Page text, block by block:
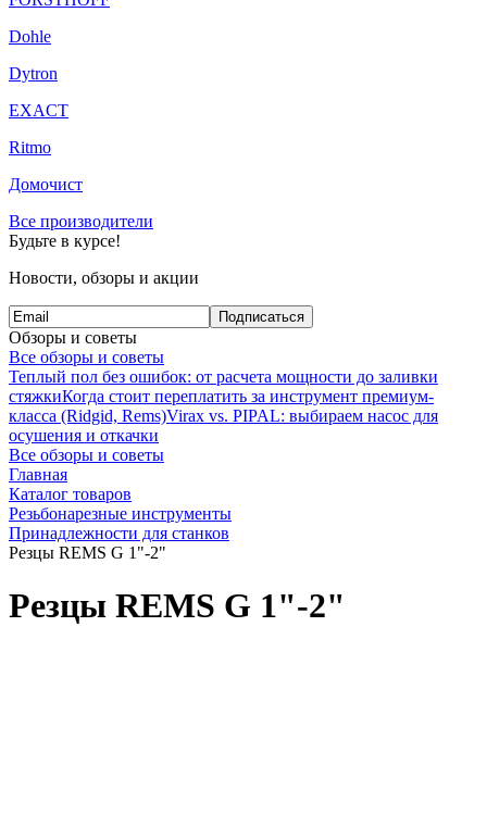
Dohle
Dytron
EXACT
Ritmo
Домочист
Все производители
Будьте в курсе!
Новости, обзоры и акции
Подписаться
Обзоры и советы
Все обзоры и советы
Теплый пол без ошибок: от расчета мощности до заливки
стяжкиКогда стоит переплатить за инструмент премиум-
класса (Ridgid, Rems)Virax vs. PIPAL: выбираем насос для
осушения и откачки
Все обзоры и советы
Главная
Каталог товаров
Резьбонарезные инструменты
Принадлежности для станков
Резцы REMS G 1"-2"
Резцы REMS G 1"-2"